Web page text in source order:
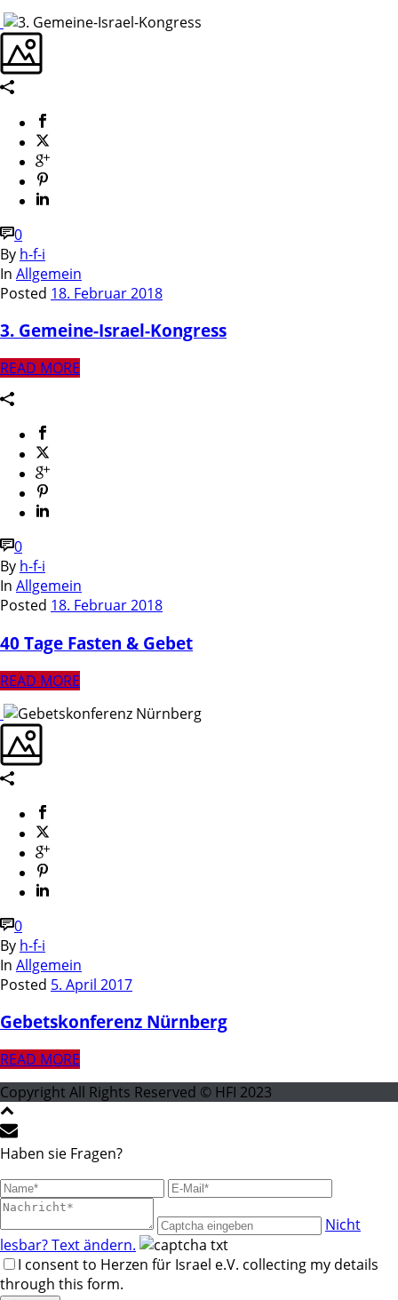
0
By h-f-i
In Allgemein
Posted 18. Februar 2018
3. Gemeine-Israel-Kongress
READ MORE
0
By h-f-i
In Allgemein
Posted 18. Februar 2018
40 Tage Fasten & Gebet
READ MORE
0
By h-f-i
In Allgemein
Posted 5. April 2017
Gebetskonferenz Nürnberg
READ MORE
Copyright All Rights Reserved © HFI 2023
Haben sie Fragen?
Nicht
lesbar? Text ändern.
I consent to Herzen für Israel e.V. collecting my details
through this form.